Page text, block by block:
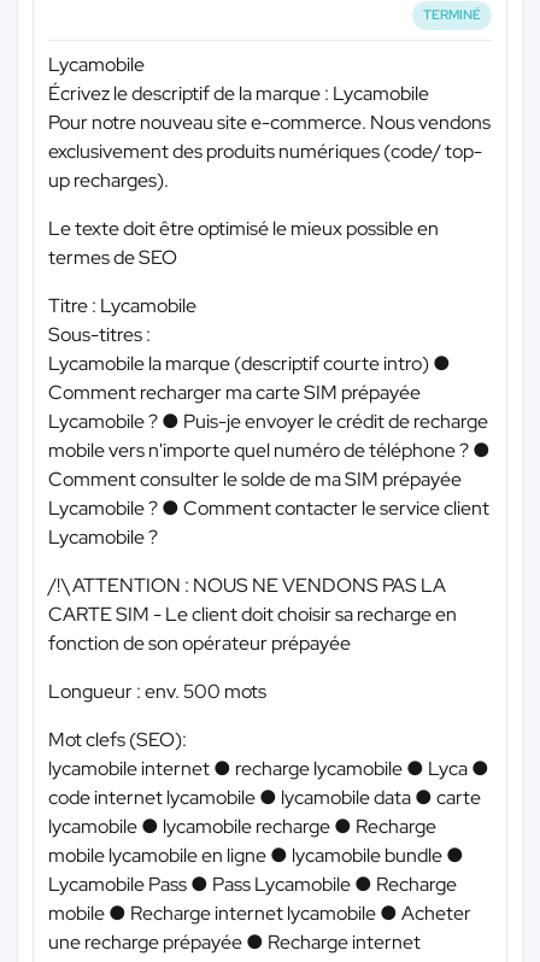
TERMINÉ
Lycamobile
Écrivez le descriptif de la marque : Lycamobile
Pour notre nouveau site e-commerce. Nous vendons
exclusivement des produits numériques (code/ top-
up recharges).
Le texte doit être optimisé le mieux possible en
termes de SEO
Titre : Lycamobile
Sous-titres :
Lycamobile la marque (descriptif courte intro) ●
Comment recharger ma carte SIM prépayée
Lycamobile ? ● Puis-je envoyer le crédit de recharge
mobile vers n'importe quel numéro de téléphone ? ●
Comment consulter le solde de ma SIM prépayée
Lycamobile ? ● Comment contacter le service client
Lycamobile ?
/!\ ATTENTION : NOUS NE VENDONS PAS LA
CARTE SIM - Le client doit choisir sa recharge en
fonction de son opérateur prépayée
Longueur : env. 500 mots
Mot clefs (SEO):
lycamobile internet ● recharge lycamobile ● Lyca ●
code internet lycamobile ● lycamobile data ● carte
lycamobile ● lycamobile recharge ● Recharge
mobile lycamobile en ligne ● lycamobile bundle ●
Lycamobile Pass ● Pass Lycamobile ● Recharge
mobile ● Recharge internet lycamobile ● Acheter
une recharge prépayée ● Recharge internet